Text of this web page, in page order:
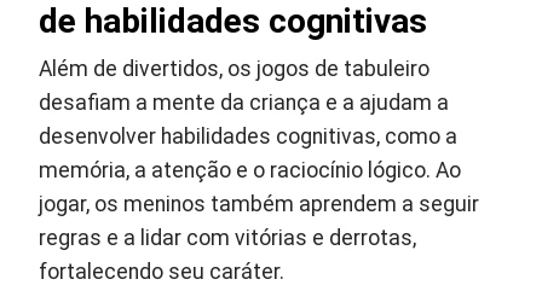
de habilidades cognitivas
Além de divertidos, os jogos de tabuleiro
desafiam a mente da criança e a ajudam a
desenvolver habilidades cognitivas, como a
memória, a atenção e o raciocínio lógico. Ao
jogar, os meninos também aprendem a seguir
regras e a lidar com vitórias e derrotas,
fortalecendo seu caráter.